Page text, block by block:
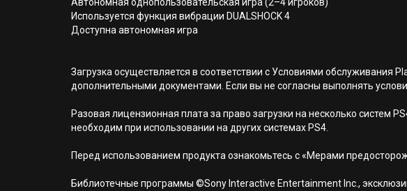
Используется функция вибрации DUALSHOCK 4
Доступна автономная игра
Загрузка осуществляется в соответствии с Условиями
дополнительными документами. Если вы не согласны выполнять
Разовая лицензионная плата за право загрузки на несколько систем
необходим при использовании на других системах PS4.
Перед использованием продукта ознакомьтесь с «Мерами
Библиотечные программы ©Sony Interactive Entertainment Inc.,